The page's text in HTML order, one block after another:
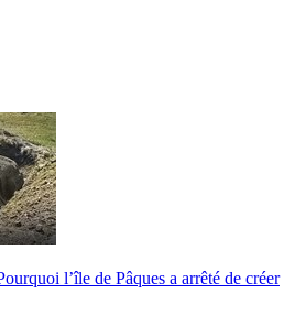
l’île de Pâques a arrêté de créer